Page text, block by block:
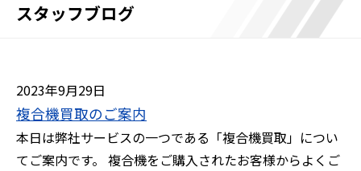
スタッフブログ
2023年9月29日
複合機買取のご案内
本日は弊社サービスの一つである「複合機買取」につい
てご案内です。 複合機をご購入されたお客様からよくご